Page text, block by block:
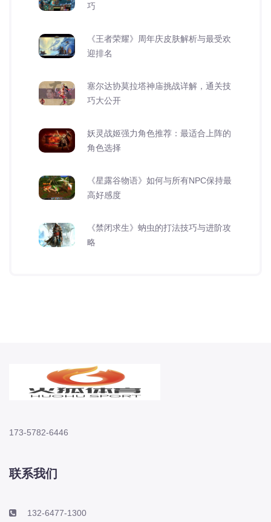
巧
《王者荣耀》周年庆皮肤解析与最受欢
迎排名
塞尔达协莫拉塔神庙挑战详解，通关技
巧大公开
妖灵战姬强力角色推荐：最适合上阵的
角色选择
《星露谷物语》如何与所有NPC保持最
高好感度
《禁闭求生》蚋虫的打法技巧与进阶攻
略
173-5782-6446
联系我们
132-6477-1300